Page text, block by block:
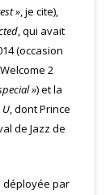
», je cite),
, qui avait
(occasion
2
») et la
U, dont Prince
de Jazz de
déployée par